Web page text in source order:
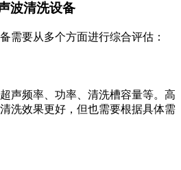
波清洗设备
需要从多个方面进行综合评估：
声频率、功率、清洗槽容量等。高
洗效果更好，但也需要根据具体需